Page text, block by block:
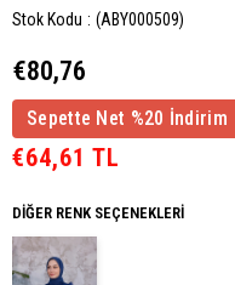
Stok Kodu (ABY000509)
€80,76
Sepette Net %20 İndirim
€64,61 TL
DIĞER RENK SEÇENEKLERI